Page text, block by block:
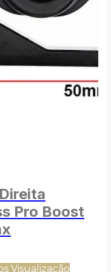
Pro Boost
Visualização